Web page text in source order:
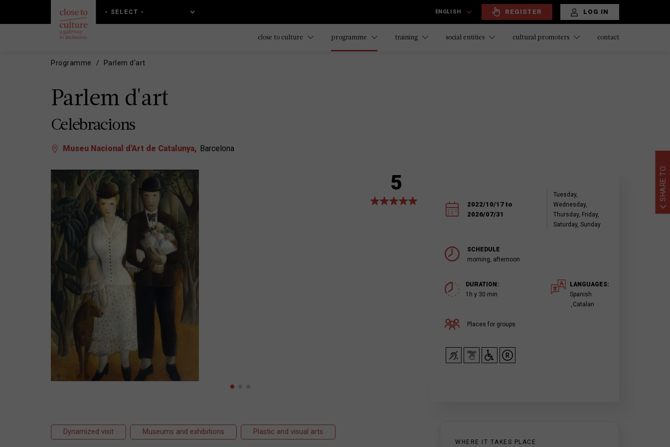
main
main
ENGLISH REGISTER LOG IN
close to culture programme training social entities cultural promoters contact
Programme Parlem d'art
Parlem d'art
Celebracions
Museu Nacional d'Art de Catalunya Barcelona
5
2022/10/17 to
2026/07/31
Tuesday,
Wednesday,
Thursday, Friday,
Saturday, Sunday
SCHEDULE
morning, afternoon
DURATION:
1h y 30 min
LANGUAGES:
Spanish
Catalan
Places for groups
Dynamized visit Museums and exhibitions Plastic and visual arts
WHERE IT TAKES PLACE
SHARE TO: